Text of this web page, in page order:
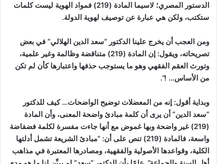
الدستور المصري؛ لاسيما المادة (219) فمواد الهوية ليست كلمات
ستكتب، ولكن هي عبارة عن توصيف لهوية الدولة.
ومن العجب أن يخرج علينا الدكتور “سعد الدين الهلالي” في بعض
تصريحاته، ويقول:
إن المادة (219) متناقضة وظالمة وغير علمية،
وتورث العقم الفقهي وهو ما يستوجب حذفها واعتبارها كأن لم تكن
من الأساس… !”.
وبداية أقول: إنه من المعضلات توضيح الواضحات… كيف للدكتور
“سعد الدين” أن يرى أن كلمة مبادئ واضحة المعنى، وأن المادة
(219) غير واضحة وبها غموض مع أنها جاءت مفسرة لكلمة فضفاضة
واسعة، فالمادة (219) تنص على أن: “مبادئ الشريعة تشمل أدلتها
الكلية، وقواعدها الأصولية والفقهية، ومصادرها المعتبرة في مذاهب